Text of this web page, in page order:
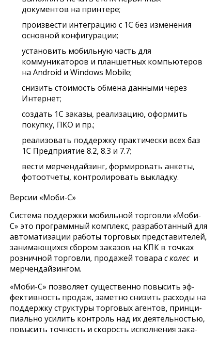
документов на принтере;
произвести интеграцию с 1С без изменения
основной конфигурации;
установить мобильную часть для
коммуникаторов и планшетных компьютеров
на Android и Windows Mobile;
снизить стоимость обмена данными через
Интернет;
создать 1С заказы, реализацию, оформить
покупку, ПКО и пр.;
реализовать поддержку практически всех баз
1С Предприятие 8.2, 8.3 и 7.7;
вести мерчендайзинг, формировать анкеты,
фотоотчеты, контролировать выкладку.
Версии «Моби-С»
Сис­те­ма поддержки мо­биль­ной тор­гов­ли «Мо­би-
С» это про­грам­м­ный ком­плекс, раз­ра­бо­тан­ный для
ав­то­ма­ти­за­ции ра­бо­ты тор­го­вых пред­ста­ви­те­лей,
за­ни­ма­ю­щих­ся сбо­ром за­ка­зов на КПК в точ­ках
роз­нич­ной тор­гов­ли, про­да­жей то­ва­ра с ко­леси
мер­чен­дай­зин­гом.
«Мо­би-С» по­зво­ля­ет су­щест­вен­но по­вы­сить эф­
фек­тив­ность про­даж, за­мет­но сни­зить рас­хо­ды на
под­держ­ку струк­ту­ры тор­го­вых аген­тов, прин­ци­
пи­аль­но уси­лить кон­троль над их де­я­тель­ностью,
по­вы­сить точ­ность и ско­рость ис­пол­не­ния за­ка­